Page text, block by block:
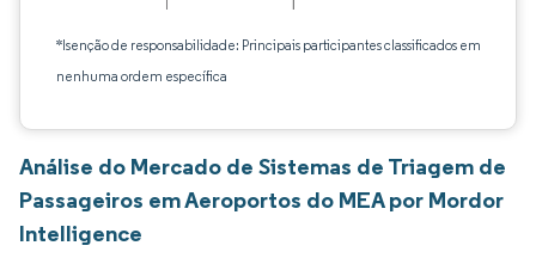
*Isenção de responsabilidade: Principais participantes classificados em
nenhuma ordem específica
Análise do Mercado de Sistemas de Triagem de
Passageiros em Aeroportos do MEA por Mordor
Intelligence